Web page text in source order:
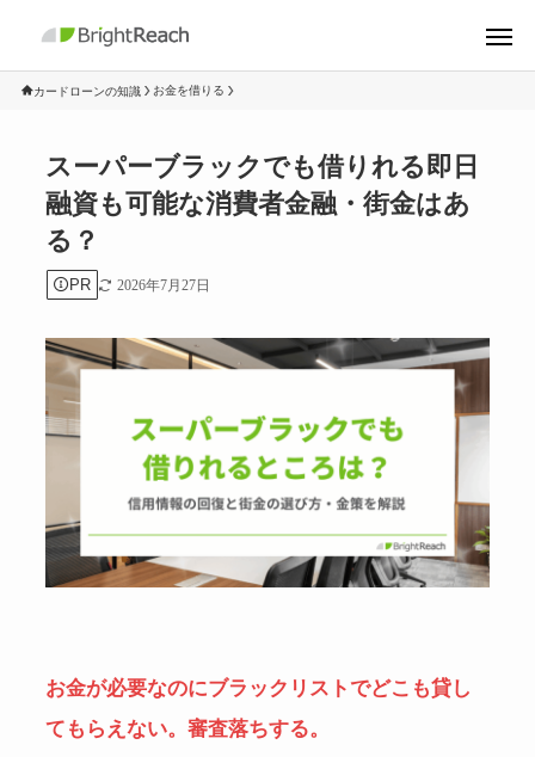
カードローンの知識 お金を借りる
スーパーブラックでも借りれる即日
融資も可能な消費者金融・街金はあ
る？
PR 2026年7月27日
お金が必要なのにブラックリストでどこも貸し
てもらえない。審査落ちする。